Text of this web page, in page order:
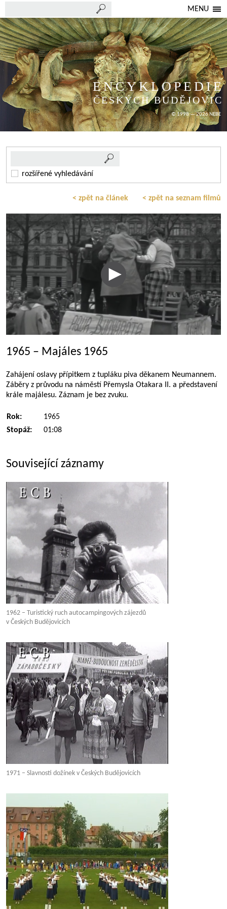
MENU
ENCYKLOPEDIE
ČESKÝCH BUDĚJOVIC
© 1998 — 2026 NEBE
rozšířené vyhledávání
< zpět na článek < zpět na seznam filmů
1965 – Majáles 1965
Zahájení oslavy přípitkem z tupláku piva děkanem Neumannem.
Záběry z průvodu na náměstí Přemysla Otakara II. a představení
krále majálesu. Záznam je bez zvuku.
Rok:
1965
Stopáž:
01:08
Související záznamy
1962 – Turistický ruch autocampingových zájezdů
v Českých Budějovicích
1971 – Slavnosti dožínek v Českých Budějovicích